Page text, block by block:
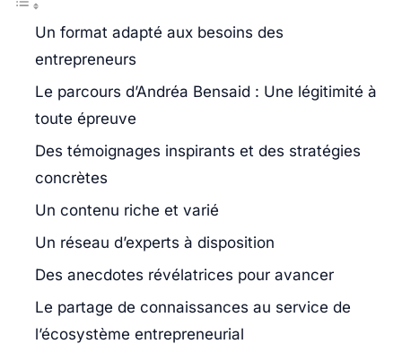
Un format adapté aux besoins des
entrepreneurs
Le parcours d’Andréa Bensaid : Une légitimité à
toute épreuve
Des témoignages inspirants et des stratégies
concrètes
Un contenu riche et varié
Un réseau d’experts à disposition
Des anecdotes révélatrices pour avancer
Le partage de connaissances au service de
l’écosystème entrepreneurial